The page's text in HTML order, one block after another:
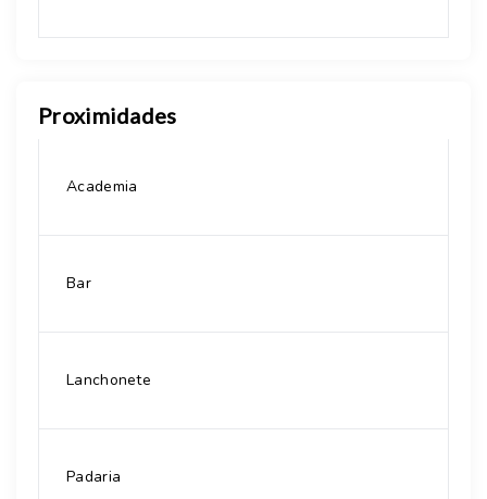
Proximidades
Academia
Bar
Lanchonete
Padaria